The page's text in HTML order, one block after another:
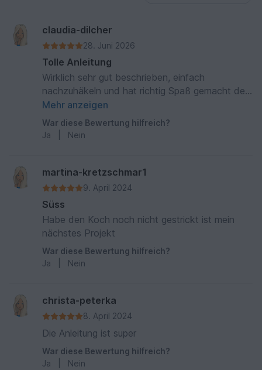
claudia-dilcher
28. Juni 2026
Tolle Anleitung
Wirklich sehr gut beschrieben, einfach
nachzuhäkeln und hat richtig Spaß gemacht den
kleinen Mann wachsen zu sehen :-) (Sende
gerne ein Erfolgsfoto)
Mehr anzeigen
War diese Bewertung hilfreich?
Ja
Nein
martina-kretzschmar1
9. April 2024
Süss
Habe den Koch noch nicht gestrickt ist mein
nächstes Projekt
War diese Bewertung hilfreich?
Ja
Nein
christa-peterka
8. April 2024
Die Anleitung ist super
War diese Bewertung hilfreich?
Ja
Nein